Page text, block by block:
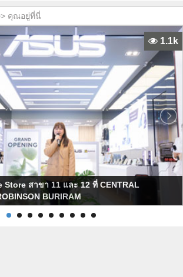
คุณอยู่ที่นี่
Store สาขา 11 และ 12 ที่ CENTRAL
BURIRAM
1.1k